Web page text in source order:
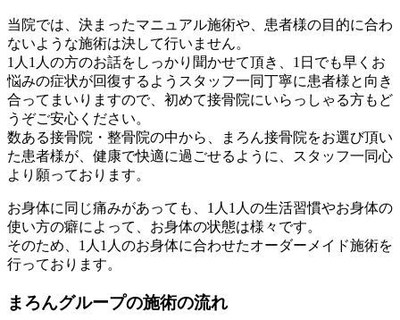
当院では、決まったマニュアル施術や、患者様の目的に合わ
ないような施術は決して行いません。
1人1人の方のお話をしっかり聞かせて頂き、1日でも早くお
悩みの症状が回復するようスタッフ一同丁寧に患者様と向き
合ってまいりますので、初めて接骨院にいらっしゃる方もど
うぞご安心ください。
数ある接骨院・整骨院の中から、まろん接骨院をお選び頂い
た患者様が、健康で快適に過ごせるように、スタッフ一同心
より願っております。
お身体に同じ痛みがあっても、1人1人の生活習慣やお身体の
使い方の癖によって、お身体の状態は様々です。
そのため、1人1人のお身体に合わせたオーダーメイド施術を
行っております。
まろんグループの施術の流れ